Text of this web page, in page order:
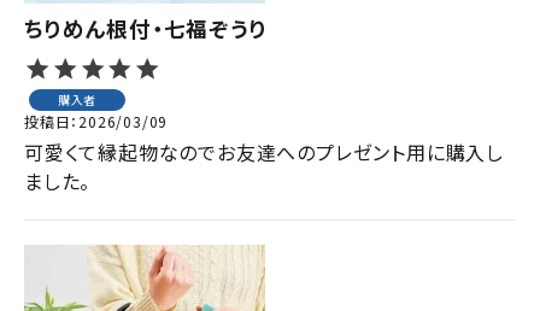
ちりめん根付・七福ぞうり
購入者
投稿日 2026/03/09
可愛くて縁起物なのでお友達へのプレゼント用に購入し
ました。